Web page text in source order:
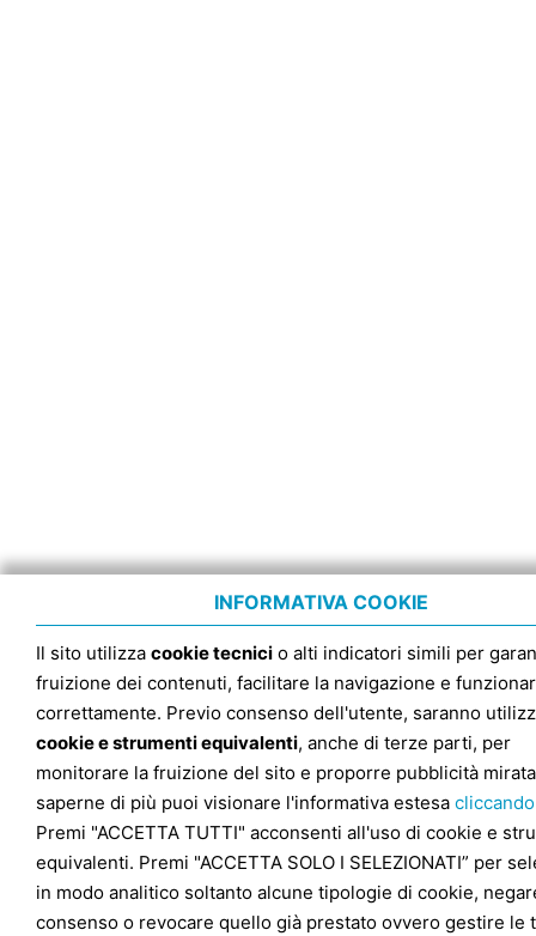
INFORMATIVA COOKIE
Il sito utilizza cookie tecnici o alti indicatori simili per
fruizione dei contenuti, facilitare la navigazione e
correttamente. Previo consenso dell'utente, saranno
cookie e strumenti equivalenti, anche di terze parti, per
monitorare la fruizione del sito e proporre pubblicità
saperne di più puoi visionare l'informativa estesa
Premi "ACCETTA TUTTI" acconsenti all'uso di cookie e
equivalenti. Premi "ACCETTA SOLO I SELEZIONATI” per
in modo analitico soltanto alcune tipologie di cookie,
consenso o revocare quello già prestato ovvero gestire le